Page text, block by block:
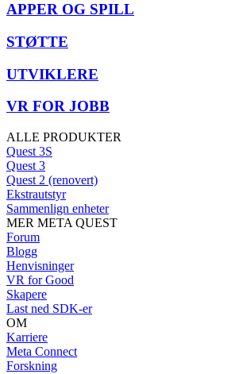
APPER OG SPILL
STØTTE
UTVIKLERE
VR FOR JOBB
ALLE PRODUKTER
Quest 3S
Quest 3
Quest 2 (renovert)
Ekstrautstyr
Sammenlign enheter
MER META QUEST
Forum
Blogg
Henvisninger
VR for Good
Skapere
Last ned SDK-er
OM
Karriere
Meta Connect
Forskning